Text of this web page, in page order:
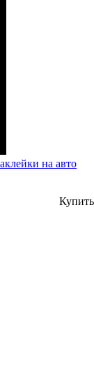
на авто
Купить